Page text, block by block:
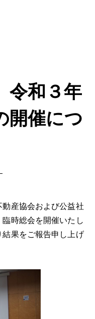
令和３年
催につ
産協会および公益社
時総会を開催いたし
果をご報告申し上げ